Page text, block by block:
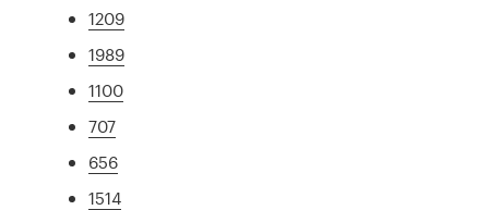
1209
1989
1100
707
656
1514